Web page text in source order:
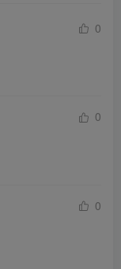
0
0
0